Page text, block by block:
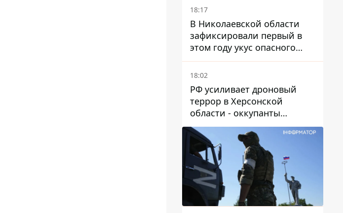
18:17
В Николаевской области
зафиксировали первый в
этом году укус опасного
каракурта
18:02
РФ усиливает дроновый
террор в Херсонской
области - оккупанты
получили приказ свободно
охотиться на автомобили